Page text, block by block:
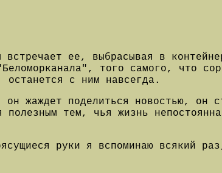
ее, выбрасывая в
того самого, что
с ним навсегда.
жаждет поделиться новостью, он
тем, чья жизнь
руки я вспоминаю всякий